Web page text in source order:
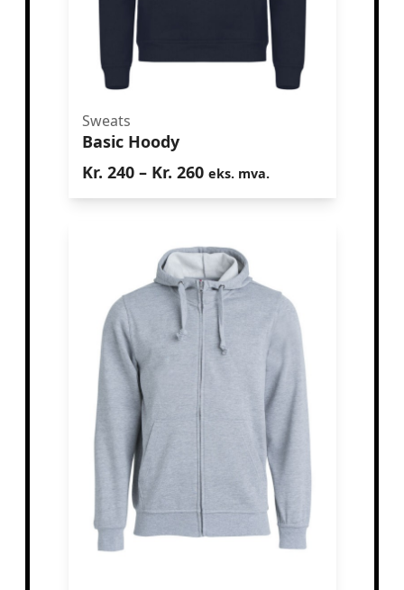
Basic Hoody
Sweats
Basic Hoody
Kr. 240 – Kr. 260Prisområde:
Kr. 240
Kr. 260
eks. mva.